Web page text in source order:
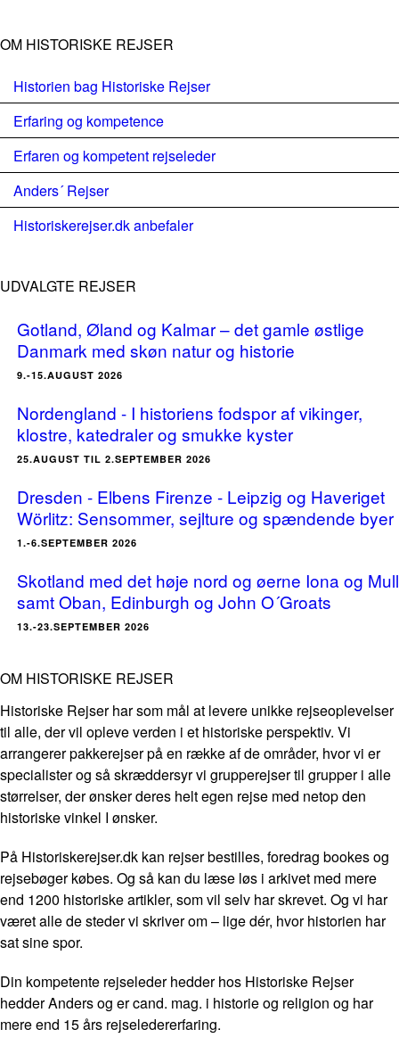
OM HISTORISKE REJSER
Historien bag Historiske Rejser
Erfaring og kompetence
Erfaren og kompetent rejseleder
Anders´ Rejser
Historiskerejser.dk anbefaler
UDVALGTE REJSER
Gotland, Øland og Kalmar – det gamle østlige
Danmark med skøn natur og historie
9.-15.AUGUST 2026
Nordengland - I historiens fodspor af vikinger,
klostre, katedraler og smukke kyster
25.AUGUST TIL 2.SEPTEMBER 2026
Dresden - Elbens Firenze - Leipzig og Haveriget
Wörlitz: Sensommer, sejlture og spændende byer
1.-6.SEPTEMBER 2026
Skotland med det høje nord og øerne Iona og Mull
samt Oban, Edinburgh og John O´Groats
13.-23.SEPTEMBER 2026
OM HISTORISKE REJSER
Historiske Rejser har som mål at levere unikke rejseoplevelser
til alle, der vil opleve verden i et historiske perspektiv. Vi
arrangerer pakkerejser på en række af de områder, hvor vi er
specialister og så skræddersyr vi grupperejser til grupper i alle
størrelser, der ønsker deres helt egen rejse med netop den
historiske vinkel I ønsker.
På Historiskerejser.dk kan rejser bestilles, foredrag bookes og
rejsebøger købes. Og så kan du læse løs i arkivet med mere
end 1200 historiske artikler, som vil selv har skrevet. Og vi har
været alle de steder vi skriver om – lige dér, hvor historien har
sat sine spor.
Din kompetente rejseleder hedder hos Historiske Rejser
hedder Anders og er cand. mag. i historie og religion og har
mere end 15 års rejseledererfaring.